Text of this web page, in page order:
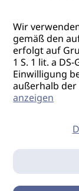
Wir
gemäß den
erfolgt auf
1 S. 1 lit. a DS-
Einwilligung
außerhalb der
anzeigen